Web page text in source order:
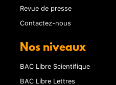
Revue de presse
Contactez-nous
Nos niveaux
BAC Libre Scientifique
BAC Libre Lettres